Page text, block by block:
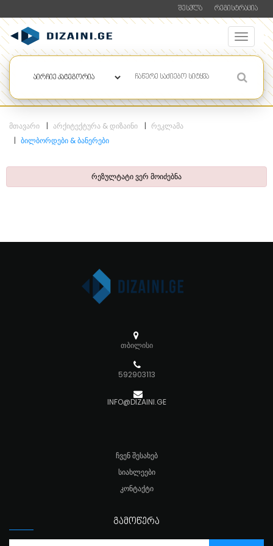
ᲨᲔᲡᲕᲚᲐ ᲠᲔᲒᲘᲡᲢᲠᲐᲪᲘᲐ
ᲛᲗᲐᲕᲐᲠᲘ ᲐᲠᲥᲘᲢᲔᲥᲢᲣᲠᲐ & ᲓᲘᲖᲐᲘᲜᲘ
ᲠᲔᲙᲚᲐᲛᲐ
ᲑᲘᲚᲑᲝᲠᲓᲔᲑᲘ & ᲑᲐᲜᲔᲠᲔᲑᲘ
რეზულტატი ვერ მოიძებნა
თბილისი
592903113
INFO@DIZAINI.GE
ᲩᲕᲔᲜ ᲨᲔᲡᲐᲮᲔᲑ
ᲡᲘᲐᲮᲚᲔᲔᲑᲘ
ᲙᲝᲜᲢᲐᲥᲢᲘ
ᲒᲐᲛᲝᲬᲔᲠᲐ